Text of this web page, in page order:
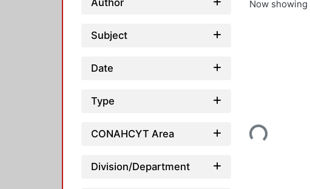
Subject
Date
Type
CONAHCYT Area
Division/Department
Now showing
Loading...